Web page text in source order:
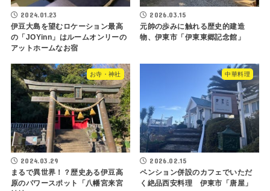
2024.01.23
伊豆大島を望むロケーション最高
の「JOYinn」はルームオンリーの
アットホームなお宿
2026.03.15
元帥の歩みに触れる歴史的建造
物、伊東市「伊東東郷記念館」
お寺・神社
2024.03.29
まるで異世界！？歴史ある伊豆高
原のパワースポット「八幡宮来宮
中華料理
2026.02.15
ペンション併設のカフェでいただ
く絶品西安料理 伊東市「唐屋」